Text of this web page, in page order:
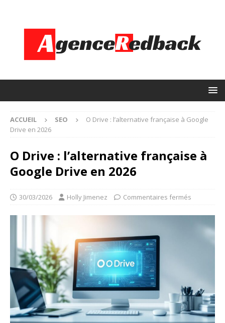
ACCUEIL SEO
O Drive : l’alternative française à Google
Drive en 2026
O Drive : l’alternative française à
Google Drive en 2026
30/03/2026 Holly Jimenez Commentaires fermés